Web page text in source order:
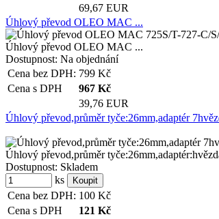
69,67 EUR
Úhlový převod OLEO MAC ...
Úhlový převod OLEO MAC ...
Dostupnost: Na objednání
Cena bez DPH: 799 Kč
Cena s DPH
967 Kč
39,76 EUR
Úhlový převod,průměr tyče:26mm,adaptér
Úhlový převod,průměr
Dostupnost: Skladem
ks
Cena bez DPH: 100 Kč
Cena s DPH
121 Kč